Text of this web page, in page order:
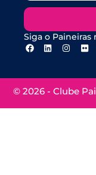
Siga o Paineiras
© 2026 - Clube